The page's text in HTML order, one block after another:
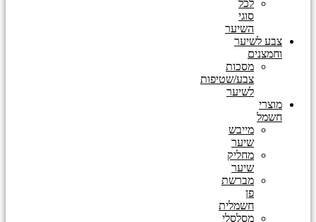
לכל
סוגי
השיער
צבע לשיער
וחמצנים
מסכות
צבע/שטיפות
לשיער
מוצרי
חשמל
מייבש
שיער
מחליק
שיער
מברשת
פן
חשמלית
מסלסלי